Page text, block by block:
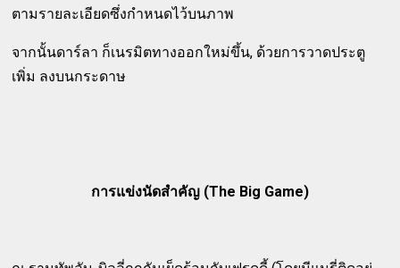
ตามรายละเอียดซึ่งกำหนดไว้บนภาพ
จากนั้นดาร์ลา ก็เนรมิตทางออกใหม่ขึ้น, ด้วยการวาดประตู
เพิ่ม ลงบนกระดาษ
การแข่งนัดสำคัญ (The Big Game)